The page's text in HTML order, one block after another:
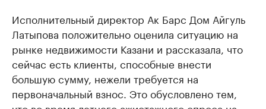
Исполнительный директор Ак Барс Дом Айгуль
Латыпова положительно оценила ситуацию на
рынке недвижимости Казани и рассказала, что
сейчас есть клиенты, способные внести
большую сумму, нежели требуется на
первоначальный взнос. Это обусловлено тем,